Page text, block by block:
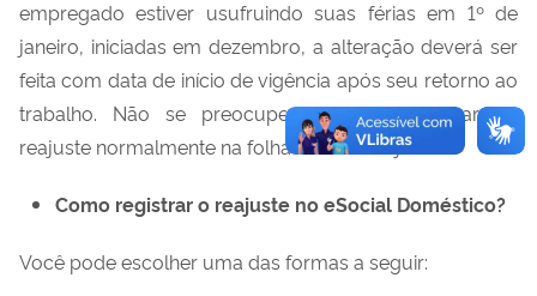
empregado estiver usufruindo suas férias em 1º de
janeiro, iniciadas em dezembro, a alteração deverá ser
feita com data de início de vigência após seu retorno ao
trabalho. Não se preocupe, o sistema aplicará o
reajuste normalmente na folha do mês de janeiro.
Como registrar o reajuste no eSocial Doméstico?
Você pode escolher uma das formas a seguir: